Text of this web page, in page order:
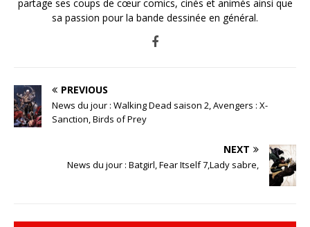
partage ses coups de cœur comics, cinés et animés ainsi que
sa passion pour la bande dessinée en général.
PREVIOUS
News du jour : Walking Dead saison 2, Avengers : X-
Sanction, Birds of Prey
NEXT
News du jour : Batgirl, Fear Itself 7,Lady sabre,